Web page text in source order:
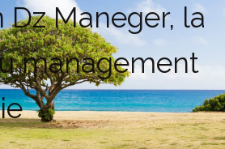
Maneger, la
management